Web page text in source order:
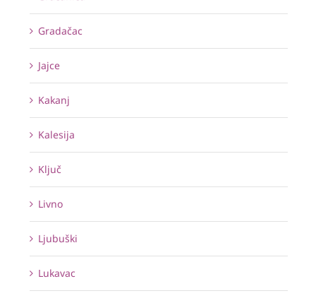
Gradačac
Jajce
Kakanj
Kalesija
Ključ
Livno
Ljubuški
Lukavac